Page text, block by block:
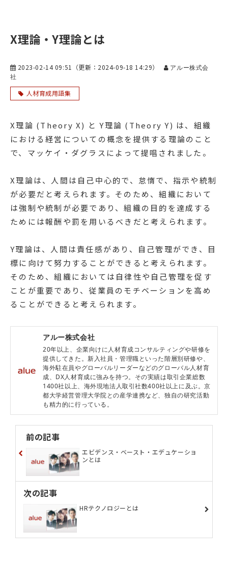
X理論・Y理論とは
2023-02-14 09:51 （更新： 2024-09-18 14:29）
アルー株式会
社
人材育成用語集
X理論 (Theory X) と Y理論 (Theory Y) は、組織
における経営についての概念を提供する理論のこと
で、マッケイ・ダグラスによって提唱されました。
X理論は、人間は自己中心的で、怠惰で、指示や統制
が必要だと考えられます。そのため、組織において
は強制や統制が必要であり、組織の目的を達成する
ためには報酬や罰を用いるべきだと考えられます。
Y理論は、人間は責任感があり、自己管理ができ、目
標に向けて努力することができると考えられます。
そのため、組織においては自律性や自己管理を促す
ことが重要であり、従業員のモチベーションを高め
ることができると考えられます。
アルー株式会社
20年以上、企業向けに人材育成コンサルティングや研修を
提供してきた。新入社員・管理職といった階層別研修や、
海外駐在員やグローバルリーダーなどのグローバル人材育
成、DX人材育成に強みを持つ。その実績は取引企業総数
1400社以上、海外現地法人取引社数400社以上に及ぶ。京
都大学経営管理大学院との産学連携など、独自の研究活動
も精力的に行っている。
前の記事
エビデンス・ベースト・エデュケーショ
ンとは
次の記事
HRテクノロジーとは